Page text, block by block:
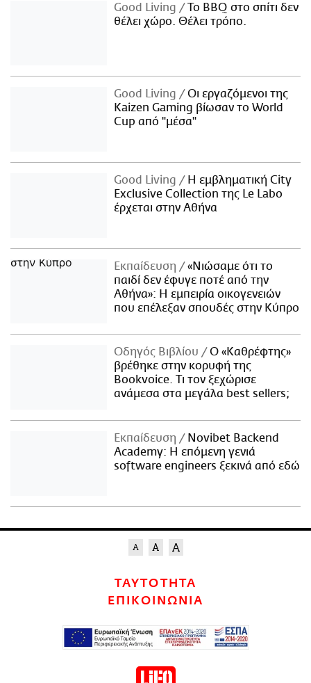
Good Living
Το BBQ στο σπίτι δεν
θέλει χώρο. Θέλει τρόπο.
Good Living
Οι εργαζόμενοι της
Kaizen Gaming βίωσαν το World
Cup από "μέσα"
Good Living
Η εμβληματική City
Exclusive Collection της Le Labo
έρχεται στην Αθήνα
Εκπαίδευση
«Νιώσαμε ότι το
παιδί δεν έφυγε ποτέ από την
Αθήνα»: Η εμπειρία οικογενειών
που επέλεξαν σπουδές στην Κύπρο
Οδηγός Βιβλίου
Ο «Καθρέφτης»
βρέθηκε στην κορυφή της
Bookvoice. Τι τον ξεχώρισε
ανάμεσα στα μεγάλα best sellers;
Εκπαίδευση
Novibet Backend
Academy: Η επόμενη γενιά
software engineers ξεκινά από εδώ
ΤΑΥΤΟΤΗΤΑ
ΕΠΙΚΟΙΝΩΝΙΑ